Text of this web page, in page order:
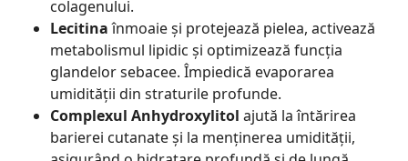
colagenului.
Lecitinaînmoaie și protejează pielea, activează
metabolismul lipidic și optimizează funcția
glandelor sebacee. Împiedică evaporarea
umidității din straturile profunde.
Complexul Anhydroxylitol ajută la întărirea
barierei cutanate și la menținerea umidității,